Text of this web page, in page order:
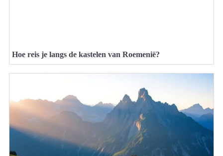
Hoe reis je langs de kastelen van Roemenië?